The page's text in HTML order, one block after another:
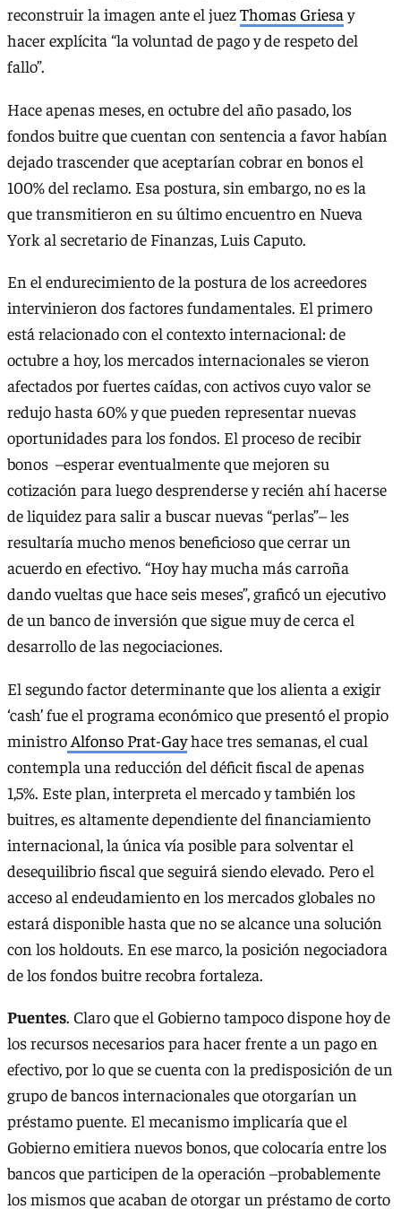
reconstruir la imagen ante el juezThomas Griesay
hacer explícita “la voluntad de pago y de respeto del
fallo”.
Hace apenas meses, en octubre del año pasado, los
fondos buitre que cuentan con sentencia a favor habían
dejado trascender que aceptarían cobrar en bonos el
100% del reclamo. Esa postura, sin embargo, no es la
que transmitieron en su último encuentro en Nueva
York al secretario de Finanzas, Luis Caputo.
En el endurecimiento de la postura de los acreedores
intervinieron dos factores fundamentales. El primero
está relacionado con el contexto internacional: de
octubre a hoy, los mercados internacionales se vieron
afectados por fuertes caídas, con activos cuyo valor se
redujo hasta 60% y que pueden representar nuevas
oportunidades para los fondos. El proceso de recibir
bonos –esperar eventualmente que mejoren su
cotización para luego desprenderse y recién ahí hacerse
de liquidez para salir a buscar nuevas “perlas”– les
resultaría mucho menos beneficioso que cerrar un
acuerdo en efectivo. “Hoy hay mucha más carroña
dando vueltas que hace seis meses”, graficó un ejecutivo
de un banco de inversión que sigue muy de cerca el
desarrollo de las negociaciones.
El segundo factor determinante que los alienta a exigir
‘cash’ fue el programa económico que presentó el propio
ministro Alfonso Prat-Gayhace tres semanas, el cual
contempla una reducción del déficit fiscal de apenas
1,5%. Este plan, interpreta el mercado y también los
buitres, es altamente dependiente del financiamiento
internacional, la única vía posible para solventar el
desequilibrio fiscal que seguirá siendo elevado. Pero el
acceso al endeudamiento en los mercados globales no
estará disponible hasta que no se alcance una solución
con los holdouts. En ese marco, la posición negociadora
de los fondos buitre recobra fortaleza.
Puentes. Claro que el Gobierno tampoco dispone hoy de
los recursos necesarios para hacer frente a un pago en
efectivo, por lo que se cuenta con la predisposición de un
grupo de bancos internacionales que otorgarían un
préstamo puente. El mecanismo implicaría que el
Gobierno emitiera nuevos bonos, que colocaría entre los
bancos que participen de la operación –probablemente
los mismos que acaban de otorgar un préstamo de corto